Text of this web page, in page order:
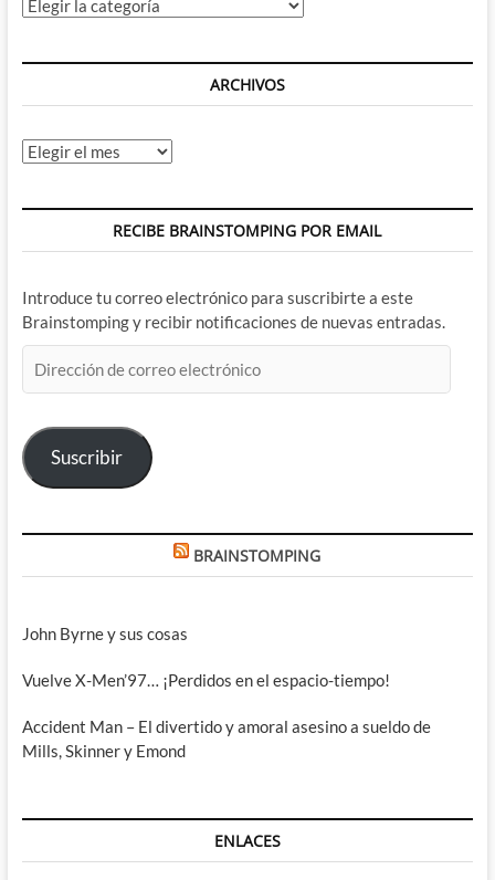
Categorías
ARCHIVOS
Archivos
RECIBE BRAINSTOMPING POR EMAIL
Introduce tu correo electrónico para suscribirte a este
Brainstomping y recibir notificaciones de nuevas entradas.
de
electrónico
Suscribir
BRAINSTOMPING
John Byrne y sus cosas
Vuelve X-Men’97… ¡Perdidos en el espacio-tiempo!
Accident Man – El divertido y amoral asesino a sueldo de
Mills, Skinner y Emond
ENLACES